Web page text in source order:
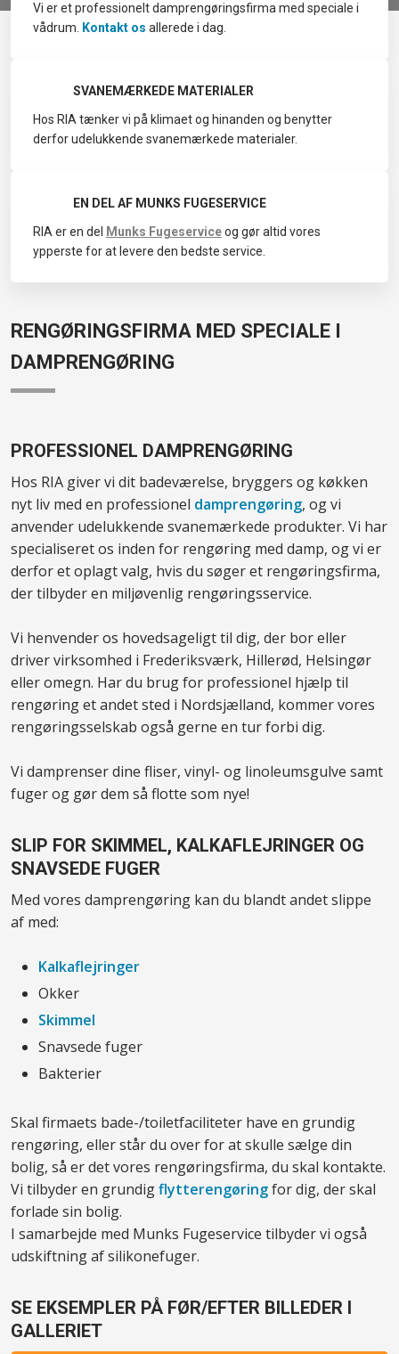
Vi er et professionelt damprengøringsfirma med speciale i
vådrum. Kontakt os allerede i dag.
SVANEMÆRKEDE MATERIALER​​
​​Hos RIA tænker vi på klimaet og hinanden og benytter
derfor udelukkende svanemærkede materialer​​.
EN DEL AF MUNKS FUGESERVICE
​​RIA er en del Munks Fugeserviceog gør altid vores
ypperste for at levere den bedste service.
RENGØRINGSFIRMA MED SPECIALE I
DAMPRENGØRING
PROFESSIONEL DAMPRENGØRING
Hos RIA giver vi dit badeværelse, bryggers og køkken
nyt liv med en professionel ​ damprengøring​, og vi
anvender udelukkende svanemærkede produkter. Vi har
specialiseret os inden for rengøring med damp, og vi er
derfor et oplagt valg, hvis du søger et rengøringsfirma,
der tilbyder en miljøvenlig rengøringsservice.
Vi henvender os hovedsageligt til dig, der bor eller
driver virksomhed i Frederiksværk, Hillerød, Helsingør
eller omegn. Har du brug for professionel hjælp til
rengøring et andet sted i Nordsjælland, kommer vores
rengøringsselskab også gerne en tur forbi dig.
Vi damprenser dine fliser, vinyl- og linoleumsgulve samt
fuger og gør dem så flotte som nye!
SLIP FOR SKIMMEL, KALKAFLEJRINGER OG
SNAVSEDE FUGER
Med vores damprengøring kan du blandt andet slippe
af med:
​Kalkaflejringer
​Okker
​Skimmel
​Snavsede fuger
​Bakterier
​Skal firmaets bade-/toiletfaciliteter have en grundig
rengøring, eller står du over for at skulle sælge din
bolig, så er det vores rengøringsfirma, du skal kontakte.
Vi tilbyder en grundigflytterengøringfor dig, der skal
forlade sin bolig.
​I samarbejde med Munks Fugeservice tilbyder vi også
udskiftning af silikonefuger.​
​SE EKSEMPLER PÅ FØR/EFTER BILLEDER I
GALLERIET